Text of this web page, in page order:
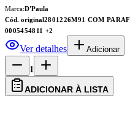
Marca:D'Paula
Cód. original2801226M91 COM
0005454811 +2
Ver detalhes Adicionar
1
ADICIONAR À LISTA